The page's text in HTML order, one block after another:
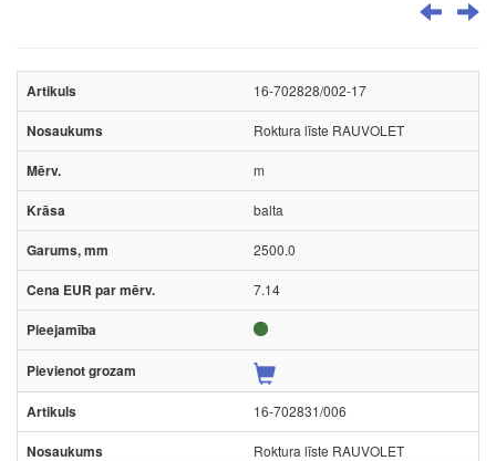
16-702828/002-17
Roktura līste RAUVOLET
m
balta
2500.0
7.14
16-702831/006
Roktura līste RAUVOLET